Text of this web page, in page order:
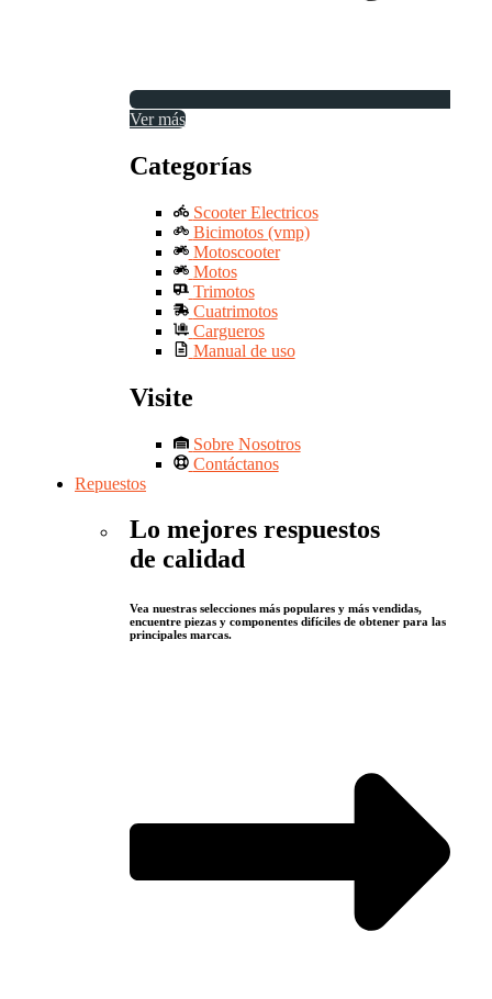
Ver más
Categorías
Scooter Electricos
Bicimotos (vmp)
Motoscooter
Motos
Trimotos
Cuatrimotos
Cargueros
Manual de uso
Visite
Sobre Nosotros
Contáctanos
Repuestos
Lo mejores respuestos
de calidad
Vea nuestras selecciones más populares y más vendidas,
encuentre piezas y componentes difíciles de obtener para las
principales marcas.